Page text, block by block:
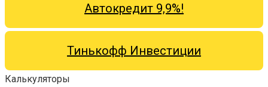
Автокредит 9,9%!
Тинькофф Инвестиции
Калькуляторы